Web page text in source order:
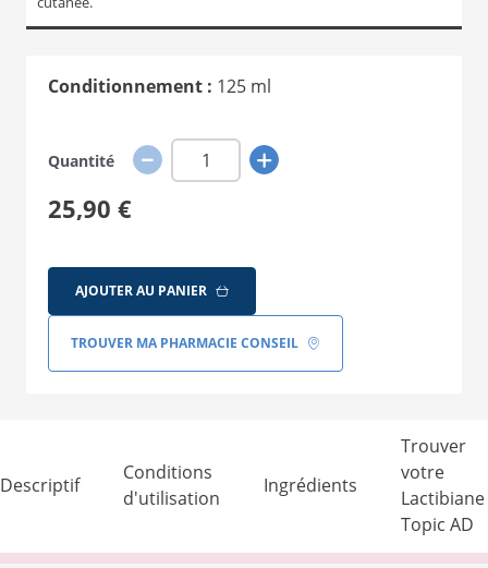
Conditionnement : 125 ml
Quantité
25,90 €
AJOUTER AU PANIER
TROUVER MA PHARMACIE CONSEIL
Descriptif
Conditions
d'utilisation
Ingrédients
Trouver
votre
Lactibiane
Topic AD